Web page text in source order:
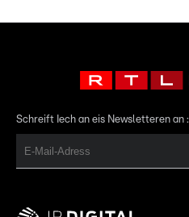
Schreift Iech an eis Newsletteren an :